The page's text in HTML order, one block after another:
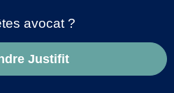
avocat ?
Justifit